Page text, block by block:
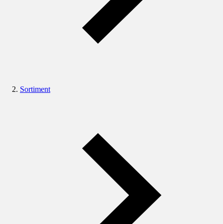
Sortiment